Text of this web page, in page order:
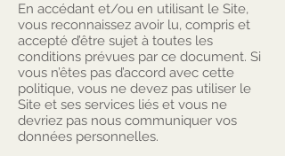
En accédant et/ou en utilisant le Site,
vous reconnaissez avoir lu, compris et
accepté d’être sujet à toutes les
conditions prévues par ce document. Si
vous n’êtes pas d’accord avec cette
politique, vous ne devez pas utiliser le
Site et ses services liés et vous ne
devriez pas nous communiquer vos
données personnelles.